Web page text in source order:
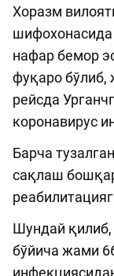
Хоразм
шифохонасида
нафар бемор
фуқаро бўлиб,
рейсда
коронавирус
Барча
сақлаш
Шундай
бўйича жами